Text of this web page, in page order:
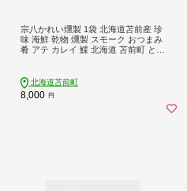
宗八かれい燻製 1袋 北海道苫前産 珍
味 海鮮 乾物 燻製 スモーク おつまみ
肴 アテ カレイ 鰈 北海道 苫前町 とま
北海道苫前町
8,000 円